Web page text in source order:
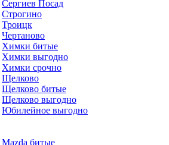
Сергиев Посад
Строгино
Троицк
Чертаново
Химки битые
Химки выгодно
Химки срочно
Щелково
Щелково битые
Щелково выгодно
Юбилейное выгодно
Mazda битые